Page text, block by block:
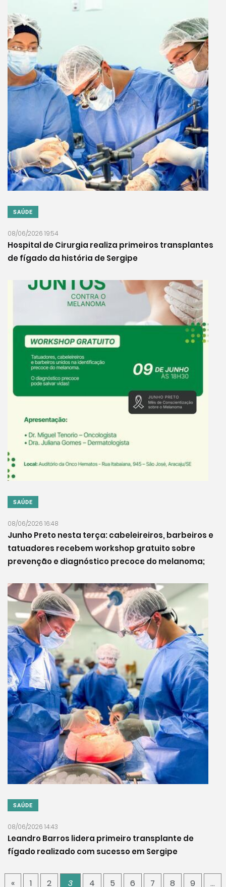
SAÚDE
08/06/2026 19:54
Hospital de Cirurgia realiza primeiros transplantes
de fígado da história de Sergipe
SAÚDE
08/06/2026 16:48
Junho Preto nesta terça: cabeleireiros, barbeiros e
tatuadores recebem workshop gratuito sobre
prevenção e diagnóstico precoce do melanoma;
SAÚDE
08/06/2026 14:43
Leandro Barros lidera primeiro transplante de
fígado realizado com sucesso em Sergipe
« 1 2 3 4 5 6 7 8 9 …